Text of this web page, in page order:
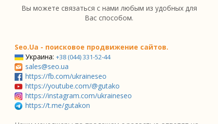
Вы можете связаться с нами любым из удобных для
Вас способом.
Seo.Ua - поисковое продвижение сайтов.
Украина: +38 (044) 331-52-44
sales@seo.ua
https://fb.com/ukraineseo
https://youtube.com/@gutako
https://instagram.com/ukraineseo
https://t.me/gutakon